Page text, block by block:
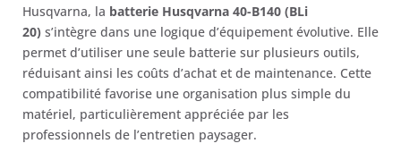
Husqvarna, la batterie Husqvarna 40-B140 (BLi
20) s’intègre dans une logique d’équipement évolutive. Elle
permet d’utiliser une seule batterie sur plusieurs outils,
réduisant ainsi les coûts d’achat et de maintenance. Cette
compatibilité favorise une organisation plus simple du
matériel, particulièrement appréciée par les
professionnels de l’entretien paysager.